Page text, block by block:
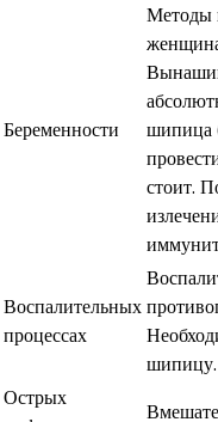
Беременности
Методы
шипица
стоит.
Воспалительных
процессах
шипицу.
Острых